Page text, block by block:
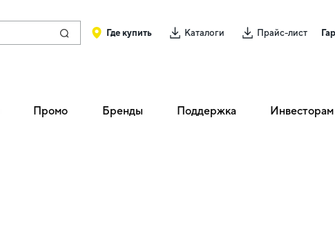
Где купить Каталоги Прайс-лист
Промо Бренды Поддержка Инвесторам